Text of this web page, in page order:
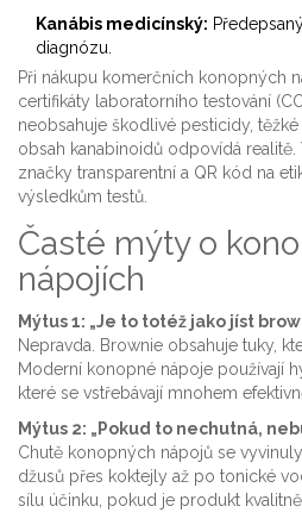
Kanábis medicínský:
diagnózu.
Při nákupu komerčních konopných
certifikáty laboratorního testování
neobsahuje škodlivé pesticidy,
obsah kanabinoidů odpovídá
značky transparentní a QR kód na
výsledkům testů.
Časté mýty o
nápojích
Mýtus 1: „Je to totéž jako jíst
Nepravda. Brownie obsahuje tuky,
Moderní konopné nápoje používají
které se vstřebávají mnohem
Mýtus 2: „Pokud to nechutná,
Chutě konopných nápojů se
džusů přes koktejly až po tonické
sílu účinku, pokud je produkt